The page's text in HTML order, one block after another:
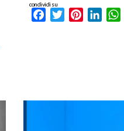
condividi su
FacebookTwitterPinterest